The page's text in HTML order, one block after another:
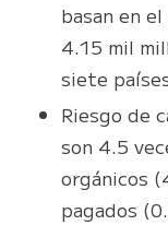
basan en
4.15 mil
siete
Riesgo de
son 4.5
orgánicos
pagados